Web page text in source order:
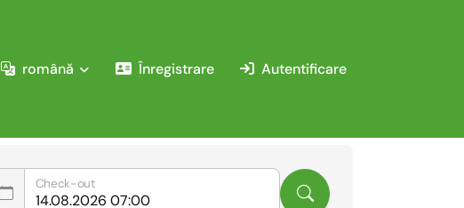
română Înregistrare Autentificare
Check-out